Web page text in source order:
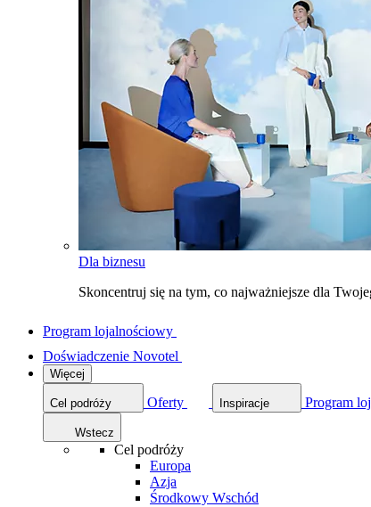
Dla biznesu
Skoncentruj się na tym, co najważniejsze dla
Program lojalnościowy
Doświadczenie Novotel
Więcej
Cel podróży Oferty Inspiracje Program
Wstecz
Cel podróży
Europa
Azja
Środkowy Wschód